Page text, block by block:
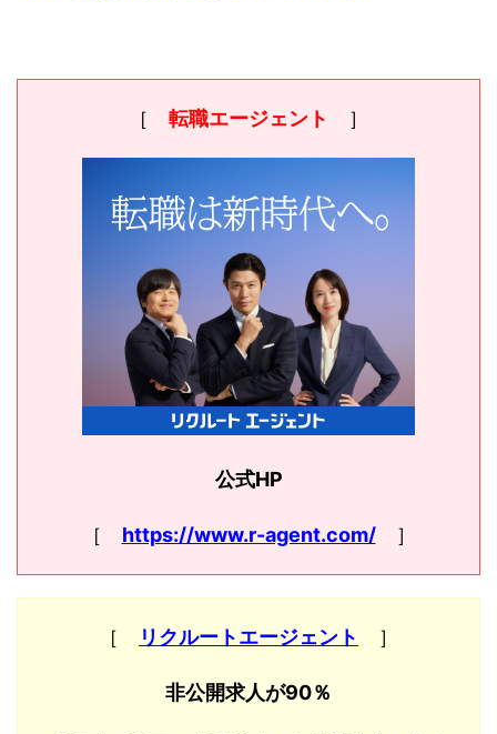
［ 転職エージェント ］
公式HP
［ https://www.r-agent.com/］
［ リクルートエージェント ］
非公開求人が90％